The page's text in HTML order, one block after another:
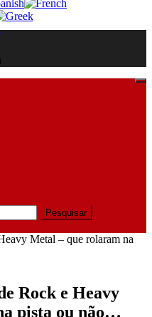
Rock e Heavy
pista ou não…